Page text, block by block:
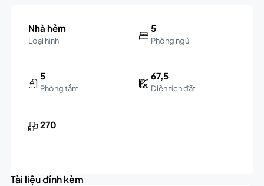
Nhà hẻm
Loại hình
5
Phòng ngủ
5
Phòng tắm
67,5
Diện tích đất
270
Tài liệu đính kèm